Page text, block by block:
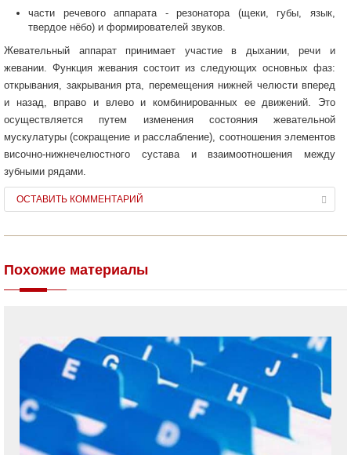
части речевого аппарата - резонатора (щеки, губы, язык,
твердое нёбо) и формирователей звуков.
Жевательный аппарат принимает участие в дыхании, речи и
жевании. Функция жевания состоит из следующих основных фаз:
открывания, закрывания рта, перемещения нижней челюсти вперед
и назад, вправо и влево и комбинированных ее движений. Это
осуществляется путем изменения состояния жевательной
мускулатуры (сокращение и расслабление), соотношения элементов
височно-нижнечелюстного сустава и взаимоотношения между
зубными рядами.
ОСТАВИТЬ КОММЕНТАРИЙ
Похожие материалы